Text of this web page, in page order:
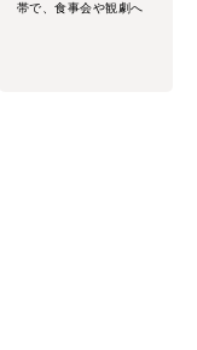
帯で、食事会や観劇へ